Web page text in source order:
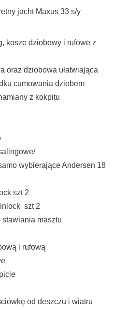
jacht Maxus 33 s/y
kosze dziobowy i rufowe z
oraz dziobowa ułatwiająca
cumowania dziobem
z kokpitu
wybierające Andersen 18
szt 2
szt 2
stawiania masztu
i rufową
od deszczu i wiatru